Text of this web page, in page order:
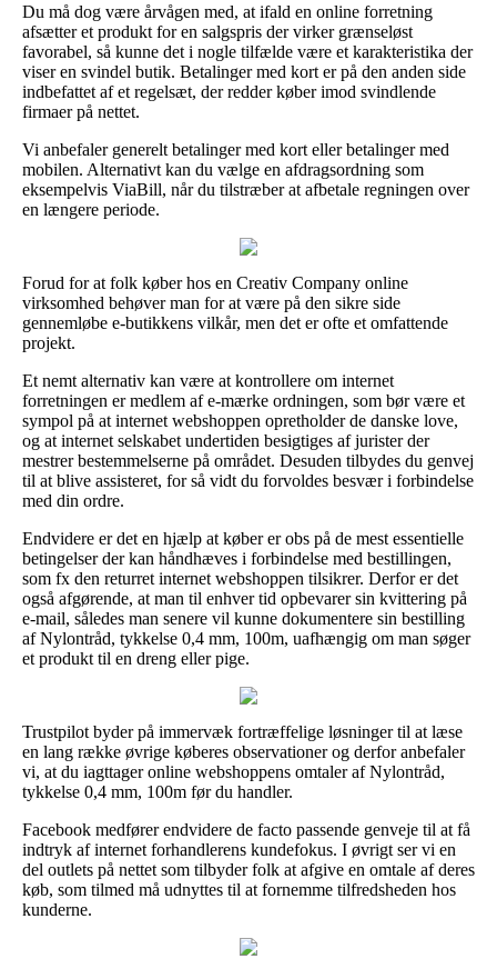
Du må dog være årvågen med, at ifald en online forretning
afsætter et produkt for en salgspris der virker grænseløst
favorabel, så kunne det i nogle tilfælde være et karakteristika der
viser en svindel butik. Betalinger med kort er på den anden side
indbefattet af et regelsæt, der redder køber imod svindlende
firmaer på nettet.
Vi anbefaler generelt betalinger med kort eller betalinger med
mobilen. Alternativt kan du vælge en afdragsordning som
eksempelvis ViaBill, når du tilstræber at afbetale regningen over
en længere periode.
Forud for at folk køber hos en Creativ Company online
virksomhed behøver man for at være på den sikre side
gennemløbe e-butikkens vilkår, men det er ofte et omfattende
projekt.
Et nemt alternativ kan være at kontrollere om internet
forretningen er medlem af e-mærke ordningen, som bør være et
sympol på at internet webshoppen opretholder de danske love,
og at internet selskabet undertiden besigtiges af jurister der
mestrer bestemmelserne på området. Desuden tilbydes du genvej
til at blive assisteret, for så vidt du forvoldes besvær i forbindelse
med din ordre.
Endvidere er det en hjælp at køber er obs på de mest essentielle
betingelser der kan håndhæves i forbindelse med bestillingen,
som fx den returret internet webshoppen tilsikrer. Derfor er det
også afgørende, at man til enhver tid opbevarer sin kvittering på
e-mail, således man senere vil kunne dokumentere sin bestilling
af Nylontråd, tykkelse 0,4 mm, 100m, uafhængig om man søger
et produkt til en dreng eller pige.
Trustpilot byder på immervæk fortræffelige løsninger til at læse
en lang række øvrige køberes observationer og derfor anbefaler
vi, at du iagttager online webshoppens omtaler af Nylontråd,
tykkelse 0,4 mm, 100m før du handler.
Facebook medfører endvidere de facto passende genveje til at få
indtryk af internet forhandlerens kundefokus. I øvrigt ser vi en
del outlets på nettet som tilbyder folk at afgive en omtale af deres
køb, som tilmed må udnyttes til at fornemme tilfredsheden hos
kunderne.